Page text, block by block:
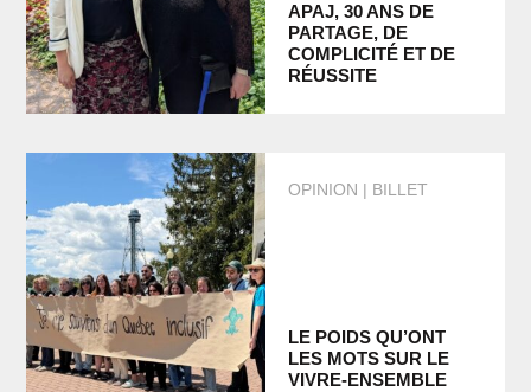
APAJ, 30 ANS DE
PARTAGE, DE
COMPLICITÉ ET DE
RÉUSSITE
OPINION BILLET
LE POIDS QU’ONT
LES MOTS SUR LE
VIVRE-ENSEMBLE